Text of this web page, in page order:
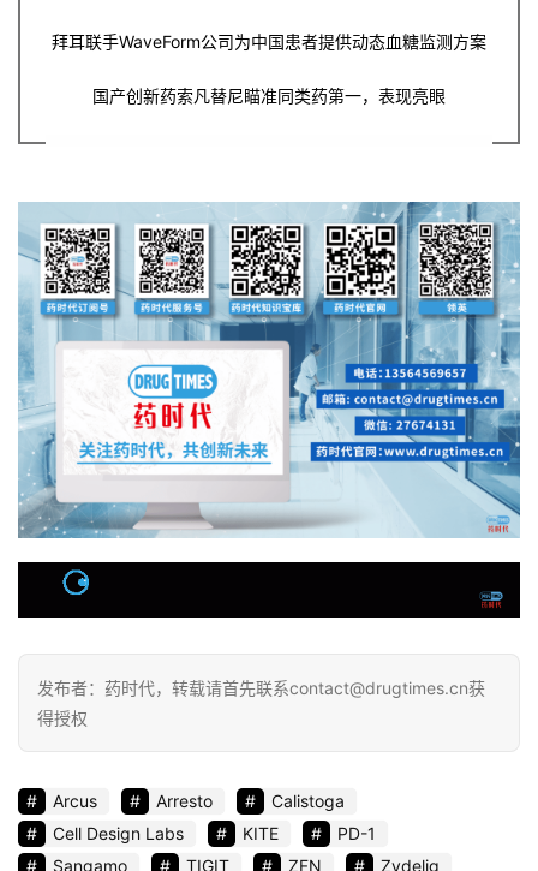
拜耳联手WaveForm公司为中国患者提供动态血糖监测方案
国产创新药索凡替尼瞄准同类药第一，表现亮眼
发布者：药时代，转载请首先联系contact@drugtimes.cn获
得授权
Arcus Arresto
Calistoga
Cell Design Labs
KITE
PD-1
Sangamo
TIGIT ZFN
Zydelig